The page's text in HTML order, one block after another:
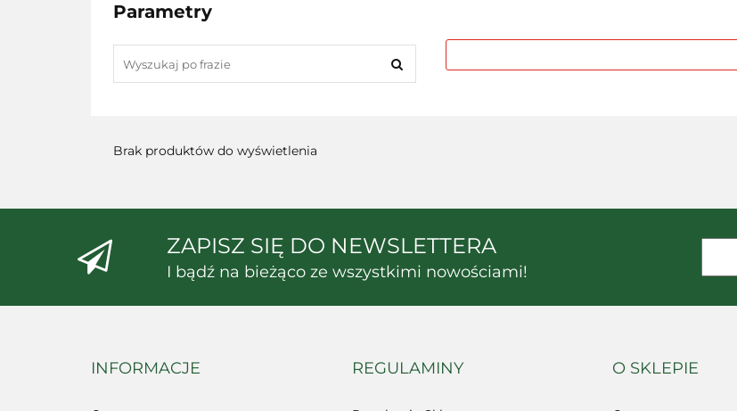
Parametry
Brak produktów do wyświetlenia
ZAPISZ SIĘ DO NEWSLETTERA
I bądź na bieżąco ze wszystkimi nowościami!
INFORMACJE REGULAMINY O SKLEPIE